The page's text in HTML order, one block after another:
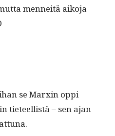
men­neitä aiko­ja
se Marx­in oppi
tieteel­listä – sen ajan